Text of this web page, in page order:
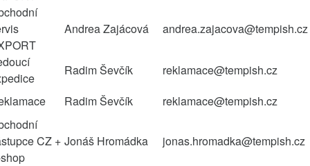
Andrea Zajácová andrea.zajacova@tempish.cz
Radim Ševčík
reklamace@tempish.cz
Radim Ševčík
reklamace@tempish.cz
CZ + Jonáš Hromádka jonas.hromadka@tempish.cz